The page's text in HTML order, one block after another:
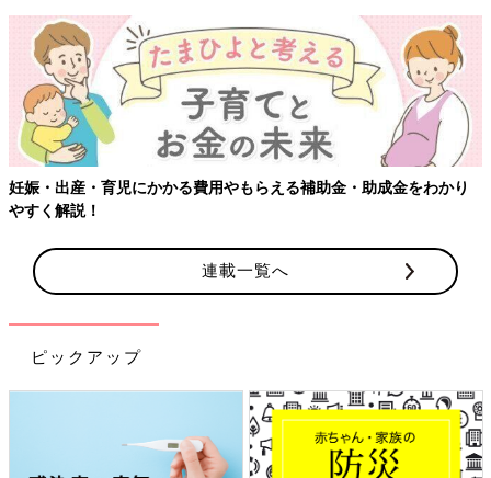
【ワクチン接種できるものも】妊婦の感染症対策、知っておいて！
連載一覧へ
ピックアップ